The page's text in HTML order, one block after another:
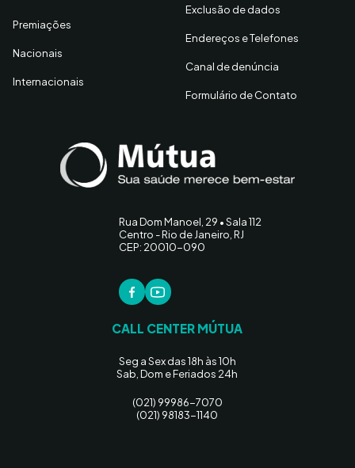
Premiações
Nacionais
Internacionais
Exclusão de dados
Endereços e Telefones
Canal de denúncia
Formulário de Contato
Rua Dom Manoel, 29 • Sala 112
Centro - Rio de Janeiro, RJ
CEP: 20010-090
CALL CENTER MÚTUA
Seg a Sex das 18h às 10h
Sab, Dom e Feriados 24h
(021) 99986-7070
(021) 98183-1140